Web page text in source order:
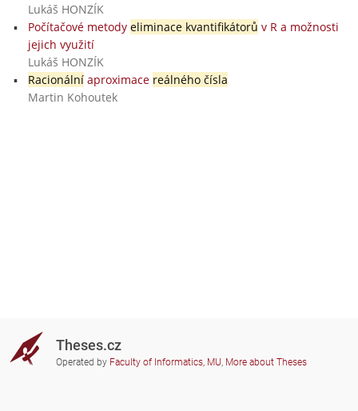
Lukáš HONZÍK
Počítačové metody eliminace kvantifikátorů v R a možnosti
jejich využití
Lukáš HONZÍK
Racionálníaproximace reálného čísla
Martin Kohoutek
Theses.cz
Operated by Faculty of Informatics, MU, More about Theses